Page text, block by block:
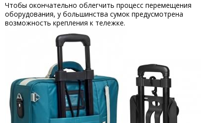
Чтобы окончательно облегчить процесс перемещения
оборудования, у большинства сумок предусмотрена
возможность крепления к тележке.